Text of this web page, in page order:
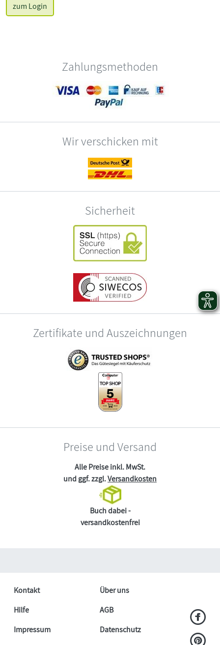
zum Login
Zahlungsmethoden
Wir verschicken mit
Sicherheit
Zertifikate und Auszeichnungen
Preise und Versand
Alle Preise inkl. MwSt.
und ggf. zzgl.Versandkosten
Buch dabei -
versandkostenfrei
Kontakt
Über uns
Hilfe
AGB
Impressum
Datenschutz